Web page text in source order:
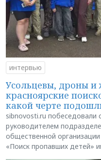
интервью
Усольцевы, дроны и
красноярские
какой черте
sibnovosti.ru
руководителем
общественной
«Поиск пропавших детей»